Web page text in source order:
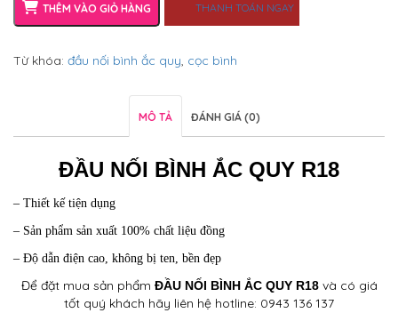
THÊM VÀO GIỎ HÀNG THANH TOÁN NGAY
Từ khóa: đầu nối bình ắc quy, cọc bình
MÔ TẢ ĐÁNH GIÁ (0)
ĐẦU NỐI BÌNH ẮC QUY R18
– Thiết kế tiện dụng
– Sản phẩm sản xuất 100% chất liệu đồng
– Độ dẫn điện cao, không bị ten, bền đẹp
Để đặt mua sản phẩm ĐẦU NỐI BÌNH ẮC QUY R18 và có giá
tốt quý khách hãy liên hệ hotline: 0943 136 137